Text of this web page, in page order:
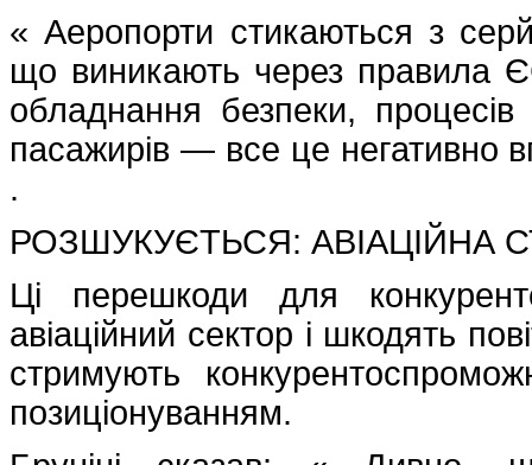
« Аеропорти стикаються з
що виникають через правила
обладнання безпеки, процесів
пасажирів — все це негативно
.
РОЗШУКУЄТЬСЯ: АВІАЦІЙНА
Ці перешкоди для
авіаційний сектор і шкодять
стримують
позиціонуванням.